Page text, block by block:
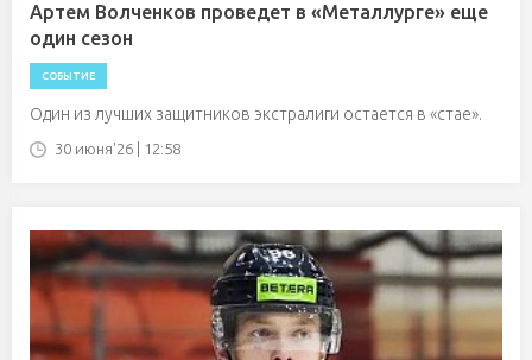
Артем Волченков проведет в «Металлурге» еще
один сезон
СОБЫТИЕ
Один из лучших защитников экстралиги остается в «стае».
30 июня'26 | 12:58